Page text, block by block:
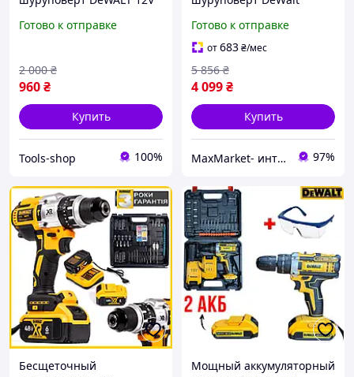
сверления шурупов с
Готово к отправке
960₴
2 000 ₴
Купить
Tools-shop 100%
Ударный бесщеточный
дрель-шуруповерт
Деволт с набором mm
Готово к отправке
от683₴/мес
4 099₴
5 856 ₴
Купить
MaxMarket- интернет магазин товаров для дома 97%
Бесщеточный
Мощный аккумуляторный